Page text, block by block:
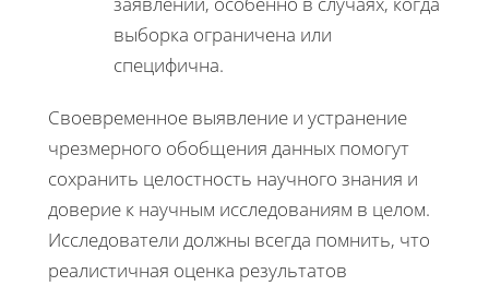
выборка ограничена или
специфична.
Своевременное выявление и устранение
чрезмерного обобщения данных помогут
сохранить целостность научного знания и
доверие к научным исследованиям в целом.
Исследователи должны всегда помнить, что
реалистичная оценка результатов